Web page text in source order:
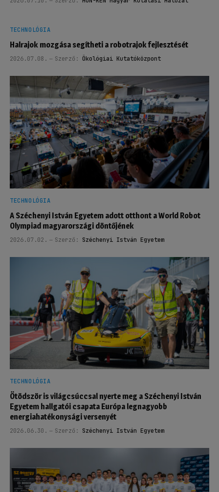
TECHNOLÓGIA
Halrajok mozgása segítheti a robotrajok fejlesztését
2026.07.08. Szerző: Ökológiai Kutatóközpont
TECHNOLÓGIA
A Széchenyi István Egyetem adott otthont a World Robot
Olympiad magyarországi döntőjének
2026.07.02. Szerző: Széchenyi István Egyetem
TECHNOLÓGIA
Ötödször is világcsúccsal nyerte meg a Széchenyi István
Egyetem hallgatói csapata Európa legnagyobb
energiahatékonysági versenyét
2026.06.30. Szerző: Széchenyi István Egyetem